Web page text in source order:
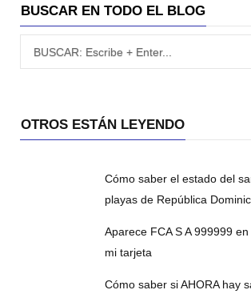
BUSCAR EN TODO EL BLOG
OTROS ESTÁN LEYENDO
Cómo saber el estado del
playas de República
Aparece FCA S A 999999
mi tarjeta
Cómo saber si AHORA hay